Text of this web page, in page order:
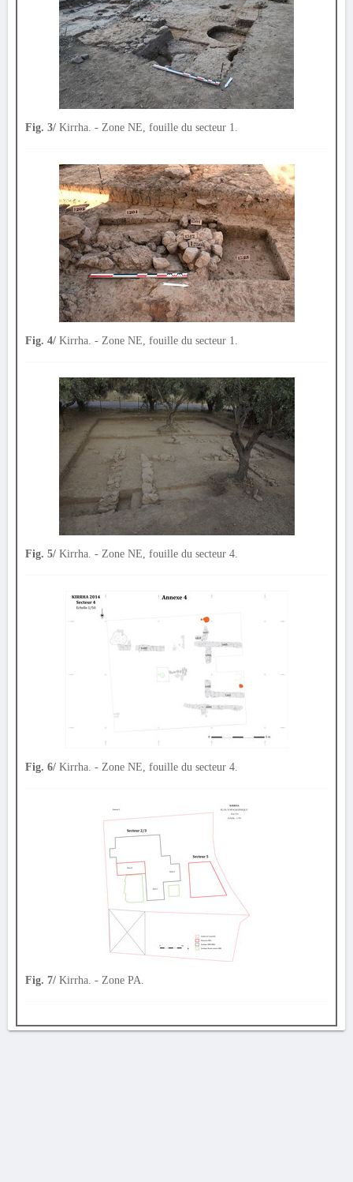
Fig. 3/ Kirrha. - Zone NE, fouille du secteur 1.
Fig. 4/ Kirrha. - Zone NE, fouille du secteur 1.
Fig. 5/ Kirrha. - Zone NE, fouille du secteur 4.
Fig. 6/ Kirrha. - Zone NE, fouille du secteur 4.
Fig. 7/ Kirrha. - Zone PA.